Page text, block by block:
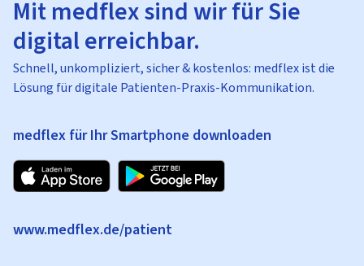
Mit medflex sind wir für Sie
digital erreichbar.
Schnell, unkompliziert, sicher & kostenlos: medflex ist die
Lösung für digitale Patienten-Praxis-Kommunikation.
medflex für Ihr Smartphone downloaden
www.medflex.de/patient